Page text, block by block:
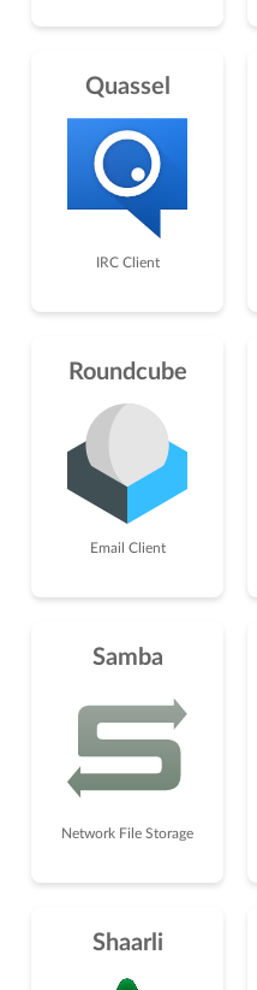
Quassel
IRC Client
Roundcube
Email Client
Samba
Network File Storage
Shaarli